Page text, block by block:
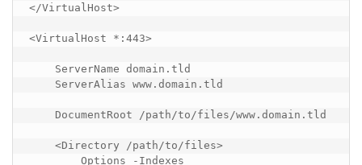
</VirtualHost>
<VirtualHost *:443>
ServerName domain.tld
ServerAlias www.domain.tld
DocumentRoot /path/to/files/www.domain.tld
<Directory /path/to/files>
Options -Indexes